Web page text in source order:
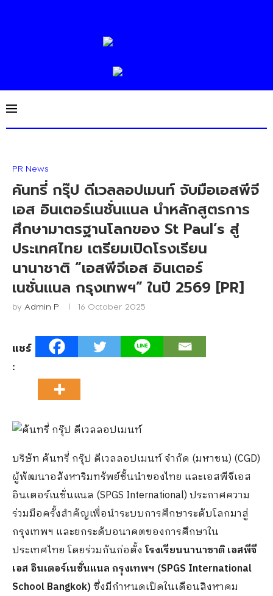
PR News
คันทรี่ กรุ๊ป ดีเวลลอปเมนท์ จับมือเอสพีจี
เอส อินเตอร์เนชั่นแนล นำหลักสูตรการ
ศึกษามาตรฐานโลกของ St Paul’s สู่
ประเทศไทย เตรียมเปิดโรงเรียน
นานาชาติ “เอสพีจีเอส อินเตอร์
เนชั่นแนล กรุงเทพฯ” ในปี 2569 [PR]
by Admin P 16 October 2025
แชร์
:
บริษัท คันทรี่ กรุ๊ป ดีเวลลอปเมนท์ จำกัด (มหาชน) (CGD)
ผู้พัฒนาอสังหาริมทรัพย์ชั้นนำของไทย และเอสพีจีเอส
อินเตอร์เนชั่นแนล (SPGS International) ประกาศความ
ร่วมมือครั้งสำคัญเพื่อนำระบบการศึกษาระดับโลกมาสู่
กรุงเทพฯ และยกระดับอนาคตของการศึกษาใน
ประเทศไทย โดยร่วมกันก่อตั้ง โรงเรียนนานาชาติ เอสพีจี
เอส อินเตอร์เนชั่นแนล กรุงเทพฯ (SPGS International
School Bangkok)ซึ่งมีกำหนดเปิดในเดือนสิงหาคม